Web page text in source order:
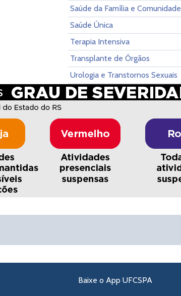
Saúde da Família e Comunidade
Saúde Única
Terapia Intensiva
Transplante de Órgãos
Urologia e Transtornos Sexuais
Baixe o App UFCSPA